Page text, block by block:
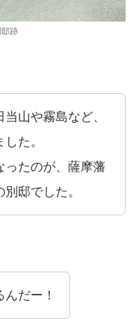
跡
山や霧島など、
た。
ったのが、薩摩藩
邸でした。
だー！